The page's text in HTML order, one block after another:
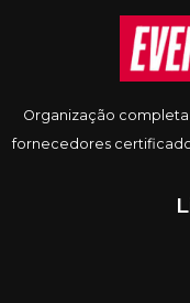
Organização
fornecedores